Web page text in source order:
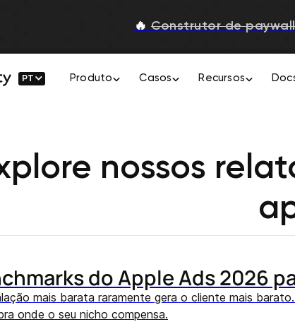
🔥 Construtor de
PT Produto Casos Recursos
nossos
do Apple Ads 2026
mais barata raramente gera o cliente mais
onde o seu nicho compensa.